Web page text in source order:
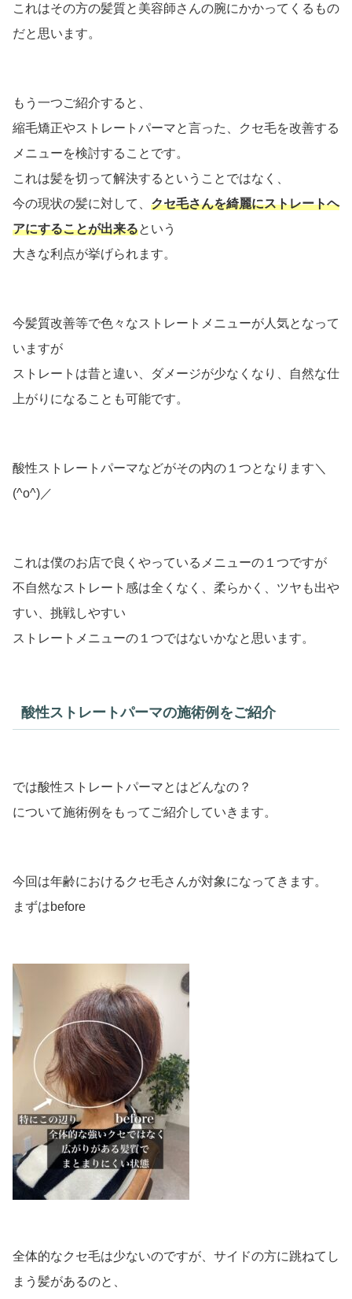
これはその方の髪質と美容師さんの腕にかかってくるもの
だと思います。
もう一つご紹介すると、
縮毛矯正やストレートパーマと言った、クセ毛を改善する
メニューを検討することです。
これは髪を切って解決するということではなく、
今の現状の髪に対して、 クセ毛さんを綺麗にストレートヘ
アにすることが出来るという
大きな利点が挙げられます。
今髪質改善等で色々なストレートメニューが人気となって
いますが
ストレートは昔と違い、ダメージが少なくなり、自然な仕
上がりになることも可能です。
酸性ストレートパーマなどがその内の１つとなります＼
(^o^)／
これは僕のお店で良くやっているメニューの１つですが
不自然なストレート感は全くなく、柔らかく、ツヤも出や
すい、挑戦しやすい
ストレートメニューの１つではないかなと思います。
酸性ストレートパーマの施術例をご紹介
では酸性ストレートパーマとはどんなの？
について施術例をもってご紹介していきます。
今回は年齢におけるクセ毛さんが対象になってきます。
まずはbefore
全体的なクセ毛は少ないのですが、サイドの方に跳ねてし
まう髪があるのと、